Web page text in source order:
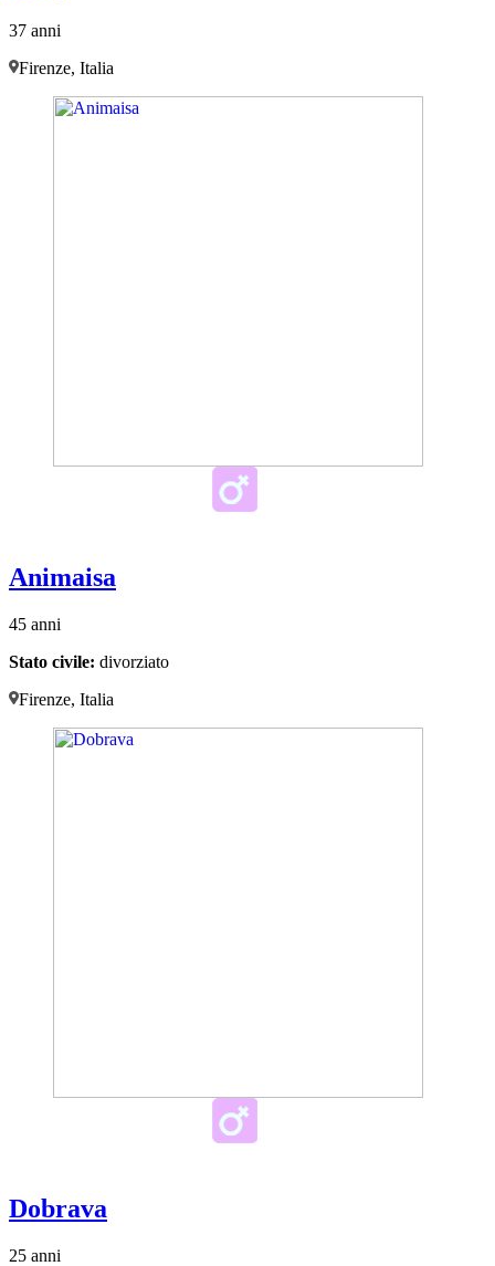
37 anni
Firenze, Italia
Animaisa
45 anni
Stato civile: divorziato
Firenze, Italia
Dobrava
25 anni